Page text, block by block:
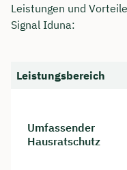
Leistungen und
Signal Iduna:
Leistungsbereich
Umfassender
Hausratschutz